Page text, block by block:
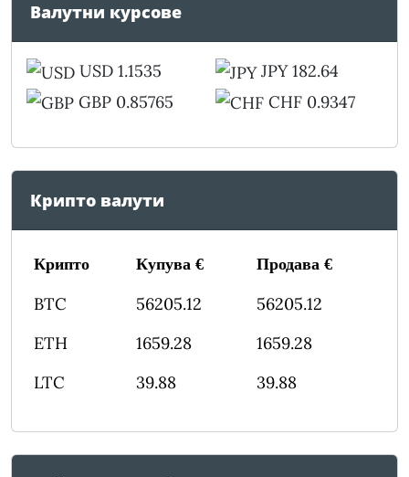
Валутни курсове
USD 1.1535
GBP 0.85765
JPY 182.64
CHF 0.9347
Крипто валути
Крипто Купува € Продава €
BTC 56205.12
56205.12
ETH
1659.28
1659.28
LTC
39.88 39.88